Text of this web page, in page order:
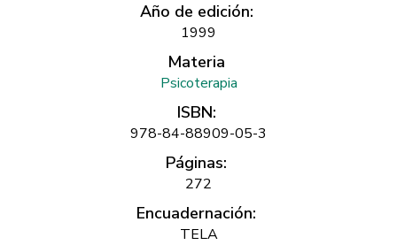
Año de edición:
1999
Materia
Psicoterapia
ISBN:
978-84-88909-05-3
Páginas:
272
Encuadernación:
TELA